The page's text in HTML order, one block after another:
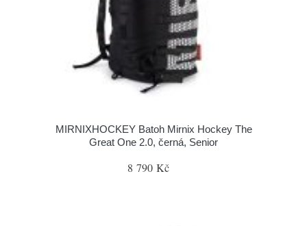
MIRNIXHOCKEY Batoh Mirnix Hockey The
Great One 2.0, černá, Senior
8 790 Kč